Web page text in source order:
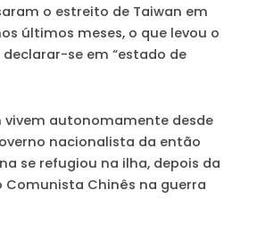
o estreito de Taiwan em
últimos meses, o que levou o
se em “estado de
vivem autonomamente desde
nacionalista da então
se refugiou na ilha, depois da
Comunista Chinês na guerra